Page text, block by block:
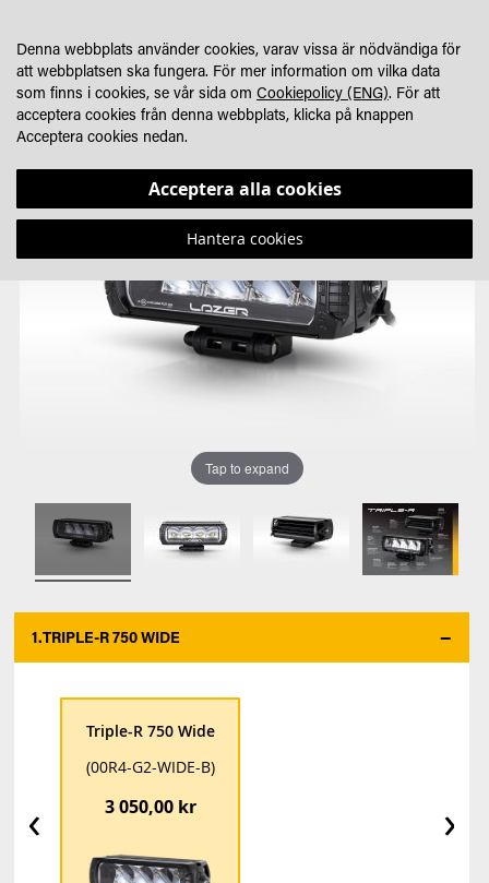
INNEHÅLLET
slutet
bildgalleriet
början
bildgalleriet
Tap to expand
1.TRIPLE-R 750 WIDE
‹
Triple-R 750 Wide
(00R4-G2-WIDE-B)
3 050,00 kr ›
Denna webbplats använder cookies, varav vissa är nödvändiga för
att webbplatsen ska fungera. För mer information om vilka data
som finns i cookies, se vår sida om Cookiepolicy (ENG). För att
acceptera cookies från denna webbplats, klicka på knappen
Acceptera cookies nedan.
Acceptera alla cookies
Hantera cookies